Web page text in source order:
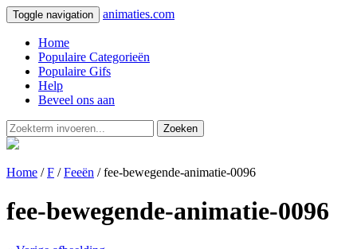
Toggle navigation animaties.com
Home
Populaire Categorieën
Populaire Gifs
Help
Beveel ons aan
Zoeken
Home /F /Feeën / fee-bewegende-animatie-0096
fee-bewegende-animatie-0096